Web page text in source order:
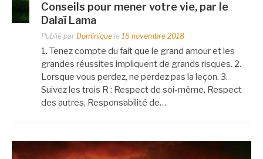
Conseils pour mener votre vie, par le
Dalaï Lama
Publié par Dominique le 16 novembre 2018
1. Tenez compte du fait que le grand amour et les
grandes réussites impliquent de grands risques. 2.
Lorsque vous perdez, ne perdez pas la leçon. 3.
Suivez les trois R : Respect de soi-même, Respect
des autres, Responsabilité de…